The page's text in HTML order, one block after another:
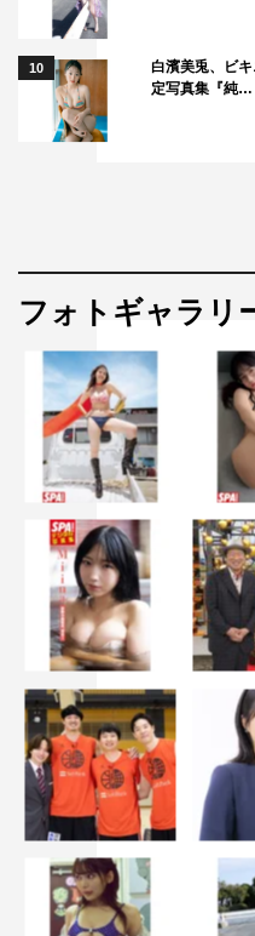
脚本：大石静（『光る君へ
を忘れる君と』『セカンド
音楽：世武裕子
プロデューサー：田中真
『ひよっこ』『セカンドバ
制作協力：AOI Pro.
制作著作：テレビ朝日
©テレビ朝日
2025年夏ドラマ
夏ドラマ 松た
10
白濱美兎、ビ
定写真集『純…
フォトギャラリ